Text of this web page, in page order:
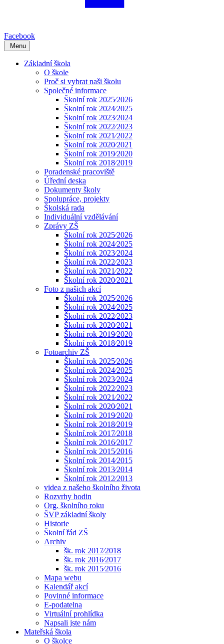
Facebook
Menu
Základní škola
O škole
Proč si vybrat naši školu
Společné informace
Školní rok 2025⁄2026
Školní rok 2024⁄2025
Školní rok 2023⁄2024
Školní rok 2022⁄2023
Školní rok 2021⁄2022
Školní rok 2020⁄2021
Školní rok 2019⁄2020
Školní rok 2018⁄2019
Poradenské pracoviště
Úřední deska
Dokumenty školy
Spolupráce, projekty
Školská rada
Individuální vzdělávání
Zprávy ZŠ
Školní rok 2025⁄2026
Školní rok 2024⁄2025
Školní rok 2023⁄2024
Śkolní rok 2022⁄2023
Školní rok 2021⁄2022
Školní rok 2020⁄2021
Foto z našich akcí
Školní rok 2025⁄2026
Školní rok 2024⁄2025
Školní rok 2022⁄2023
Školní rok 2020⁄2021
Školní rok 2019⁄2020
Školní rok 2018⁄2019
Fotoarchiv ZŠ
Školní rok 2025⁄2026
Školní rok 2024⁄2025
Školní rok 2023⁄2024
Školní rok 2022⁄2023
Školní rok 2021⁄2022
Školní rok 2020⁄2021
Školní rok 2019⁄2020
Školní rok 2018⁄2019
Školní.rok 2017⁄2018
Školní rok 2016⁄2017
Školní rok 2015⁄2016
Školní rok 2014⁄2015
Školní rok 2013⁄2014
Školní rok 2012⁄2013
videa z našeho školního života
Rozvrhy hodin
Org. školního roku
ŠVP základní školy
Historie
Školní řád ZŠ
Archiv
šk. rok 2017⁄2018
šk. rok 2016⁄2017
šk. rok 2015⁄2016
Mapa webu
Kalendář akcí
Povinné informace
E-podatelna
Virtuální prohlídka
Napsali jste nám
Mateřská škola
O školce